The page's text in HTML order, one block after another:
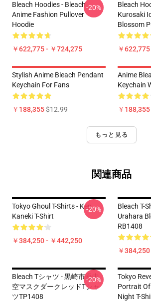
Bleach Hoodies - Bleach
Anime Fashion Pullover
Hoodie
￥622,775 - ￥724,275
-20%
Bleach
Kurosaki
Blossom
￥
Stylish Anime Bleach Pendant
Keychain For Fans
￥188,355$12.99
Anime
Keychain
￥188,355
もっと見る
関連商品
Tokyo Ghoul T-Shirts - Ken
Kaneki T-Shirt
￥384,250 - ￥442,250
-20%
Bleach T-
Urahara
RB1408
￥
Bleach Tシャツ - 黒崎市吾中
空マスクダークレッドTシャ
ツTP1408
-20%
Tokyo
Portrait Of
Night T-